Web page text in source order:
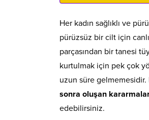
Her kadın sağlıklı ve
pürüzsüz bir cilt için
parçasından bir tanesi
kurtulmak için pek çok
uzun süre gelmemesidir.
sonra oluşan
edebilirsiniz.